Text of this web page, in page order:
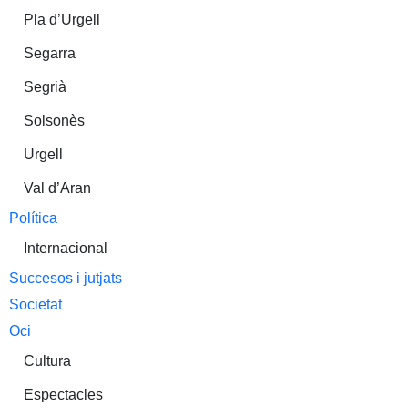
Pla d’Urgell
Segarra
Segrià
Solsonès
Urgell
Val d’Aran
Política
Internacional
Succesos i jutjats
Societat
Oci
Cultura
Espectacles